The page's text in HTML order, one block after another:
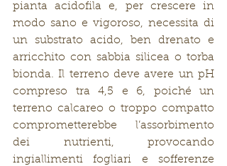
pianta acidofila e, per crescere in
modo sano e vigoroso, necessita di
un substrato acido, ben drenato e
arricchito con sabbia silicea o torba
bionda. Il terreno deve avere un pH
compreso tra 4,5 e 6, poiché un
terreno calcareo o troppo compatto
comprometterebbe l’assorbimento
dei nutrienti, provocando
ingiallimenti fogliari e sofferenze